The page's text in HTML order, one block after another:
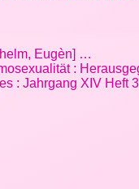
Eugèn] …
:
: Jahrgang XIV Heft